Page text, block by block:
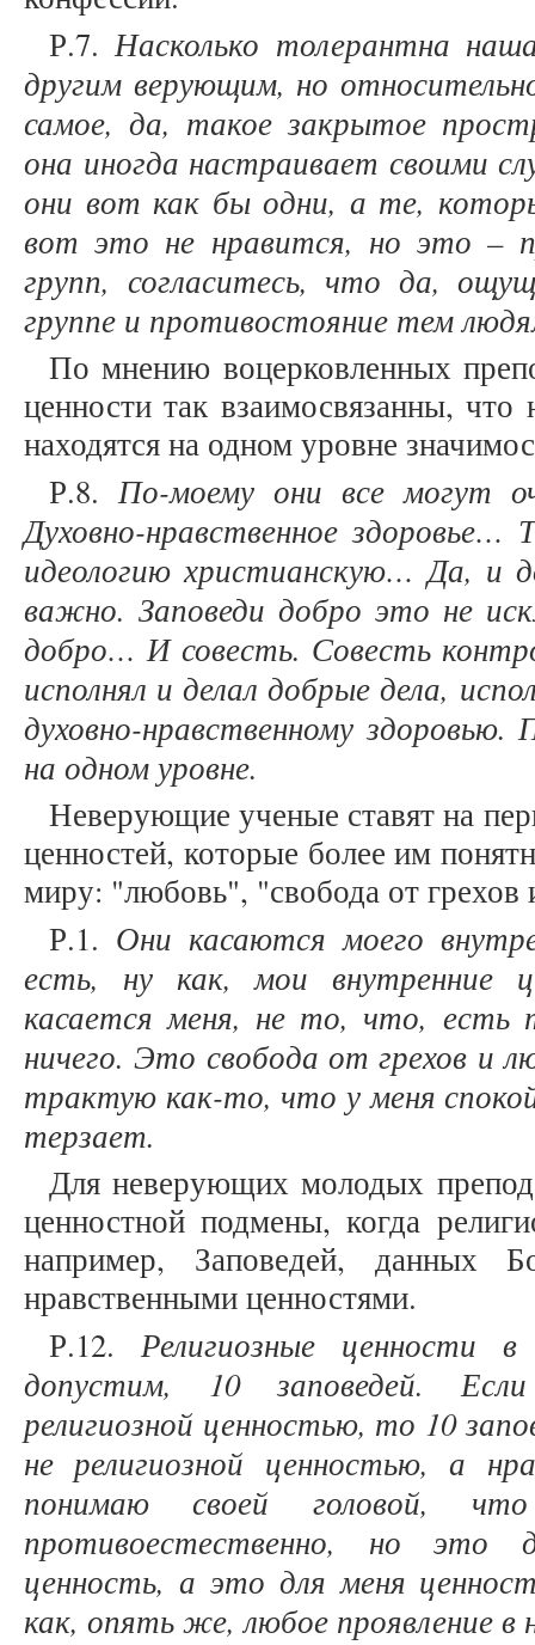
Р.7.Насколько толерантна
другим верующим, но
самое, да, такое закрытое
она иногда настраивает своими
они вот как бы одни, а те,
вот это не нравится, но это –
групп, согласитесь, что да,
группе и противостояние тем
По мнению воцерковленных
ценности так взаимосвязанны,
находятся на одном уровне
Р.8.По-моему они все могут
Духовно-нравственное
идеологию христианскую… Да, и
важно. Заповеди добро это не
добро… И совесть. Совесть
исполнял и делал добрые дела,
духовно-нравственному
на одном уровне.
Неверующие ученые ставят на
ценностей, которые более им
миру: "любовь", "свобода от
Р.1. Они касаются моего
есть, ну как, мои внутренние
касается меня, не то, что,
ничего. Это свобода от грехов и
трактую как-то, что у меня
терзает.
Для неверующих молодых
ценностной подмены, когда
например, Заповедей, данных
нравственными ценностями.
Р.12. Религиозные ценности
допустим, 10 заповедей.
религиозной ценностью, то 10
не религиозной ценностью, а
понимаю своей головой,
противоестественно, но это
ценность, а это для меня
как, опять же, любое проявление в